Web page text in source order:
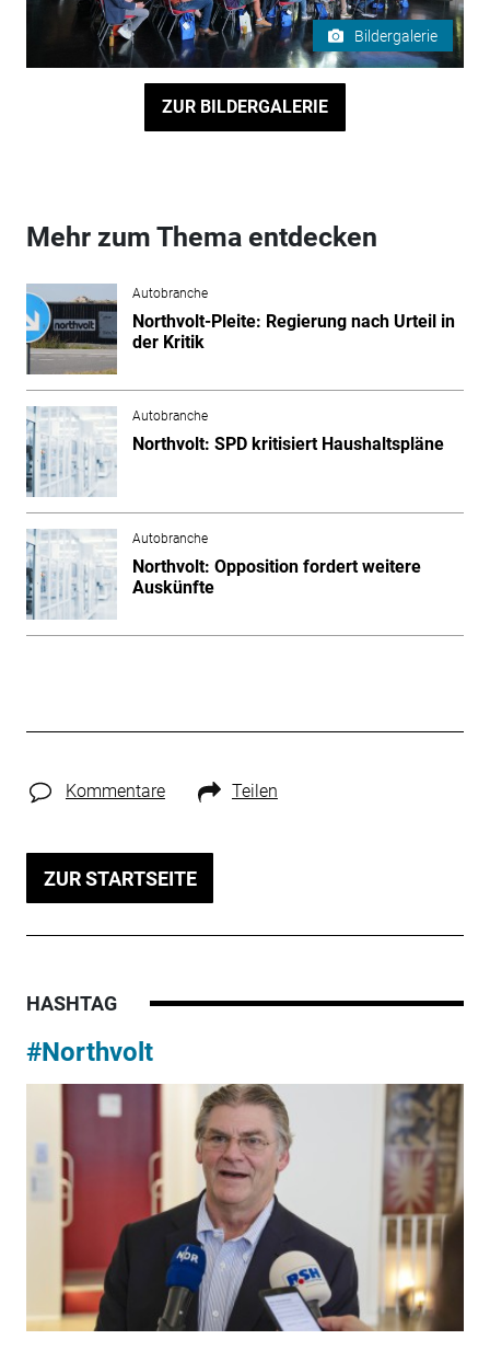
Bildergalerie
ZUR BILDERGALERIE
Mehr zum Thema entdecken
Autobranche
Northvolt-Pleite: Regierung nach Urteil in
der Kritik
Autobranche
Northvolt: SPD kritisiert Haushaltspläne
Autobranche
Northvolt: Opposition fordert weitere
Auskünfte
Kommentare Teilen
ZUR STARTSEITE
HASHTAG
#Northvolt